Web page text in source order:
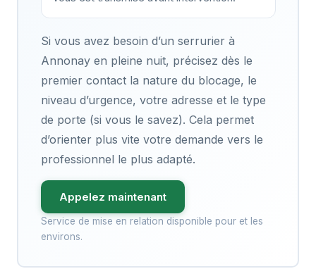
Si vous avez besoin d’un serrurier à
Annonay en pleine nuit, précisez dès le
premier contact la nature du blocage, le
niveau d’urgence, votre adresse et le type
de porte (si vous le savez). Cela permet
d’orienter plus vite votre demande vers le
professionnel le plus adapté.
Appelez maintenant
Service de mise en relation disponible pour et les
environs.